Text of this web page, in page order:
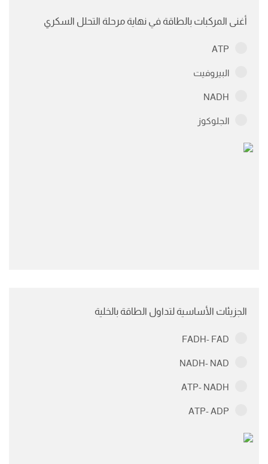
أغنى المركبات بالطاقة في نهاية مرحلة التحلل السكري
ATP
البيروفيت
NADH
الجلوكوز
الجزيئات الأساسية لتداول الطاقة بالخلية
FADH- FAD
NADH- NAD
ATP- NADH
ATP- ADP